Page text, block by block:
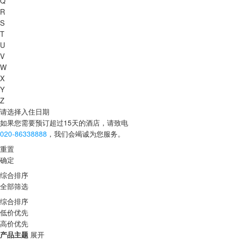
R
S
T
U
V
W
X
Y
Z
请选择入住日期
如果您需要预订超过15天的酒店，请致电
020-86338888 ，我们会竭诚为您服务。
重置
确定
综合排序
全部筛选
综合排序
低价优先
高价优先
产品主题 展开